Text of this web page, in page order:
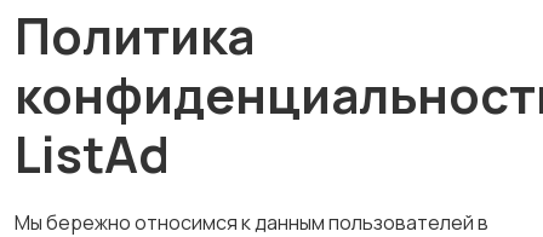
Политика
ListAd
Мы бережно относимся к данным пользователей в